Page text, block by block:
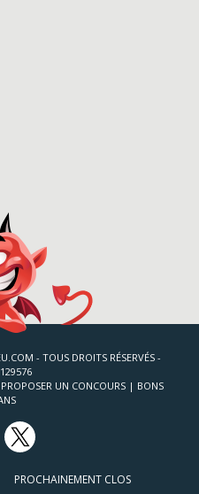
- TOUS DROITS RÉSERVÉS -
PROPOSER UN CONCOURS | BONS
PROCHAINEMENT CLOS